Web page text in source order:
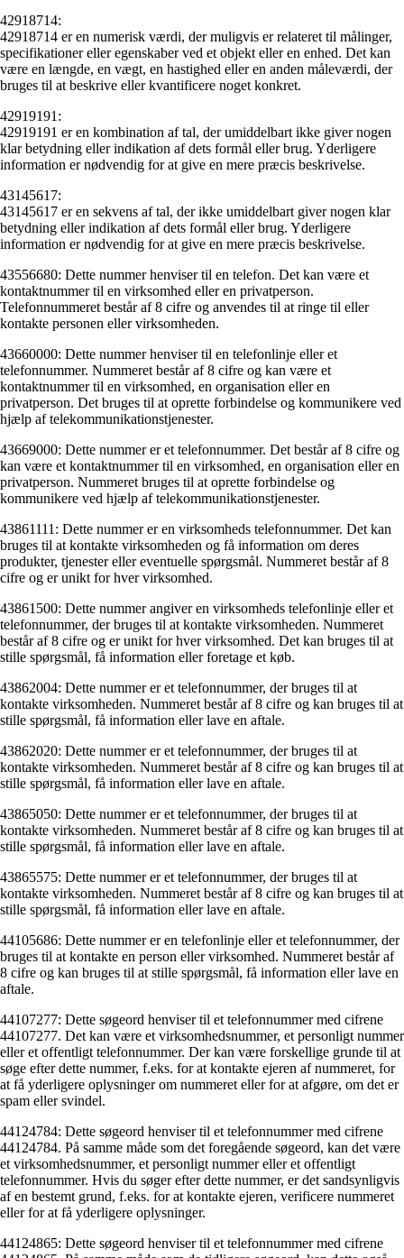
42918714:
42918714 er en numerisk værdi, der muligvis er relateret til målinger,
specifikationer eller egenskaber ved et objekt eller en enhed. Det kan
være en længde, en vægt, en hastighed eller en anden måleværdi, der
bruges til at beskrive eller kvantificere noget konkret.
42919191:
42919191 er en kombination af tal, der umiddelbart ikke giver nogen
klar betydning eller indikation af dets formål eller brug. Yderligere
information er nødvendig for at give en mere præcis beskrivelse.
43145617:
43145617 er en sekvens af tal, der ikke umiddelbart giver nogen klar
betydning eller indikation af dets formål eller brug. Yderligere
information er nødvendig for at give en mere præcis beskrivelse.
43556680: Dette nummer henviser til en telefon. Det kan være et
kontaktnummer til en virksomhed eller en privatperson.
Telefonnummeret består af 8 cifre og anvendes til at ringe til eller
kontakte personen eller virksomheden.
43660000: Dette nummer henviser til en telefonlinje eller et
telefonnummer. Nummeret består af 8 cifre og kan være et
kontaktnummer til en virksomhed, en organisation eller en
privatperson. Det bruges til at oprette forbindelse og kommunikere ved
hjælp af telekommunikationstjenester.
43669000: Dette nummer er et telefonnummer. Det består af 8 cifre og
kan være et kontaktnummer til en virksomhed, en organisation eller en
privatperson. Nummeret bruges til at oprette forbindelse og
kommunikere ved hjælp af telekommunikationstjenester.
43861111: Dette nummer er en virksomheds telefonnummer. Det kan
bruges til at kontakte virksomheden og få information om deres
produkter, tjenester eller eventuelle spørgsmål. Nummeret består af 8
cifre og er unikt for hver virksomhed.
43861500: Dette nummer angiver en virksomheds telefonlinje eller et
telefonnummer, der bruges til at kontakte virksomheden. Nummeret
består af 8 cifre og er unikt for hver virksomhed. Det kan bruges til at
stille spørgsmål, få information eller foretage et køb.
43862004: Dette nummer er et telefonnummer, der bruges til at
kontakte virksomheden. Nummeret består af 8 cifre og kan bruges til at
stille spørgsmål, få information eller lave en aftale.
43862020: Dette nummer er et telefonnummer, der bruges til at
kontakte virksomheden. Nummeret består af 8 cifre og kan bruges til at
stille spørgsmål, få information eller lave en aftale.
43865050: Dette nummer er et telefonnummer, der bruges til at
kontakte virksomheden. Nummeret består af 8 cifre og kan bruges til at
stille spørgsmål, få information eller lave en aftale.
43865575: Dette nummer er et telefonnummer, der bruges til at
kontakte virksomheden. Nummeret består af 8 cifre og kan bruges til at
stille spørgsmål, få information eller lave en aftale.
44105686: Dette nummer er en telefonlinje eller et telefonnummer, der
bruges til at kontakte en person eller virksomhed. Nummeret består af
8 cifre og kan bruges til at stille spørgsmål, få information eller lave en
aftale.
44107277: Dette søgeord henviser til et telefonnummer med cifrene
44107277. Det kan være et virksomhedsnummer, et personligt nummer
eller et offentligt telefonnummer. Der kan være forskellige grunde til at
søge efter dette nummer, f.eks. for at kontakte ejeren af nummeret, for
at få yderligere oplysninger om nummeret eller for at afgøre, om det er
spam eller svindel.
44124784: Dette søgeord henviser til et telefonnummer med cifrene
44124784. På samme måde som det foregående søgeord, kan det være
et virksomhedsnummer, et personligt nummer eller et offentligt
telefonnummer. Hvis du søger efter dette nummer, er det sandsynligvis
af en bestemt grund, f.eks. for at kontakte ejeren, verificere nummeret
eller for at få yderligere oplysninger.
44124865: Dette søgeord henviser til et telefonnummer med cifrene